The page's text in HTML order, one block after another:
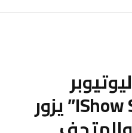
العالمي “IShow Speed” يزور